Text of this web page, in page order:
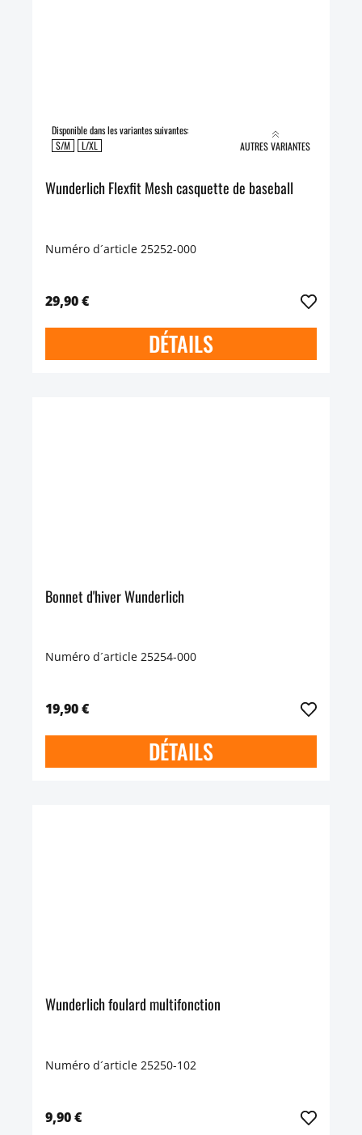
Disponible dans les variantes suivantes:
S/M
L/XL AUTRES VARIANTES
Wunderlich Flexfit Mesh casquette de baseball
Numéro d´article 25252-000
29,90 €
DÉTAILS
Bonnet d'hiver Wunderlich
Numéro d´article 25254-000
19,90 €
DÉTAILS
Wunderlich foulard multifonction
Numéro d´article 25250-102
9,90 €